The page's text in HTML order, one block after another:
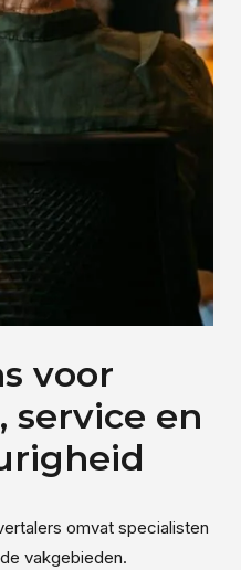
voor
service en
omvat specialisten
vakgebieden.